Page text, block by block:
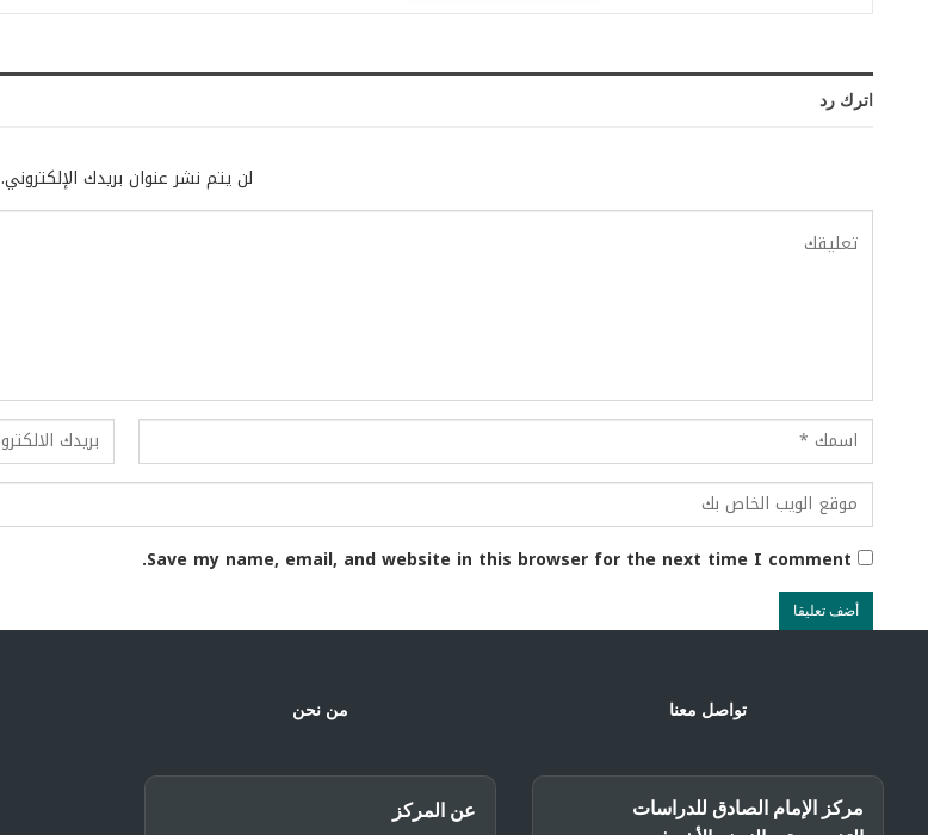
اترك رد
لن يتم نشر عنوان بريدك الإلكتروني.
Save my name, email, and website in this browser for the next time I comment.
تواصل معنا
مركز الإمام الصادق للدراسات
من نحن
عن المركز